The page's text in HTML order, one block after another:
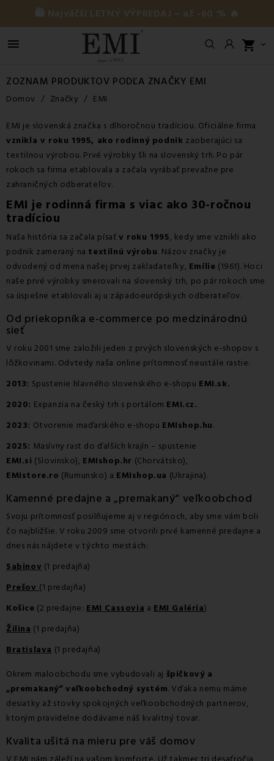
🛍️ Najväčší LETNÝ VÝPREDAJ – až -60 % 🔥
 shopping_cart 
ZOZNAM PRODUKTOV PODĽA ZNAČKY EMI
Domov Značky EMI
EMI je slovenská značka s dlhoročnou tradíciou. Oficiálne firma
vznikla v roku 1995, ako rodinný podnik zaoberajúci sa
textilnou výrobou. Prvé výrobky šli na slovenský trh. Po pár
rokoch sa firma etablovala a začala vyrábať prevažne pre
zahraničných odberateľov.
EMI je rodinná firma s viac ako 30-ročnou
tradíciou
Naša história sa začala písaťv roku 1995, kedy sme vznikli ako
podnik zameraný na textilnú výrobu. Názov značky je
odvodený od mena našej prvej zakladateľky, Emílie (1961). Hoci
naše prvé výrobky smerovali na slovenský trh, po pár rokoch sme
sa úspešne etablovali aj u západoeurópskych odberateľov.
Od priekopníka e-commerce po medzinárodnú
sieť
V roku 2001 sme založili jeden z prvých slovenských e-shopov s
lôžkovinami. Odvtedy naša online prítomnosť neustále rastie:
2013: Spustenie hlavného slovenského e-shopu EMI.sk.
2020: Expanzia na český trh s portálom EMI.cz.
2023: Otvorenie maďarského e-shopu EMIshop.hu.
2025: Masívny rast do ďalších krajín – spustenie
EMI.si (Slovinsko), EMIshop.hr (Chorvátsko),
EMIstore.ro (Rumunsko) a EMIshop.ua (Ukrajina).
Kamenné predajne a „premakaný“ veľkoobchod
Svoju prítomnosť posilňujeme aj v regiónoch, aby sme vám boli
čo najbližšie. V roku 2009 sme otvorili prvé kamenné predajne a
dnes nás nájdete v týchto mestách:
Sabinov (1 predajňa)
Prešov (1 predajňa)
Košice (2 predajne: EMI Cassovia a EMI Galéria)
Žilina (1 predajňa)
Bratislava (1 predajňa)
Okrem maloobchodu sme vybudovali aj špičkový a
„premakaný“ veľkoobchodný systém. Vďaka nemu máme
desiatky až stovky spokojných veľkoobchodných partnerov,
ktorým pravidelne dodávame náš kvalitný tovar.
Kvalita ušitá na mieru pre váš domov